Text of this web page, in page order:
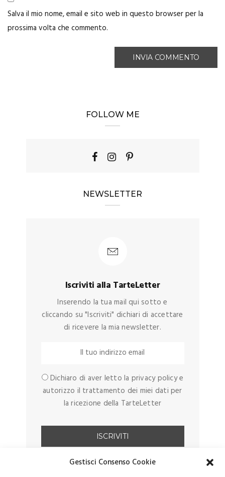
Gestisci Consenso Cookie
Salva il mio nome, email e sito web in questo browser per la
prossima volta che commento.
FOLLOW ME
NEWSLETTER
Iscriviti alla TarteLetter
Inserendo la tua mail qui sotto e
cliccando su "Iscriviti" dichiari di accettare
di ricevere la mia newsletter.
Dichiaro di aver letto la privacy policy e
autorizzo il trattamento dei miei dati per
la ricezione della TarteLetter